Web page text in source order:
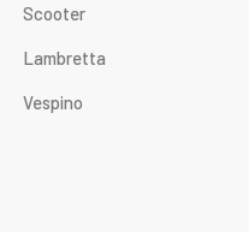
Scooter
Lambretta
Vespino